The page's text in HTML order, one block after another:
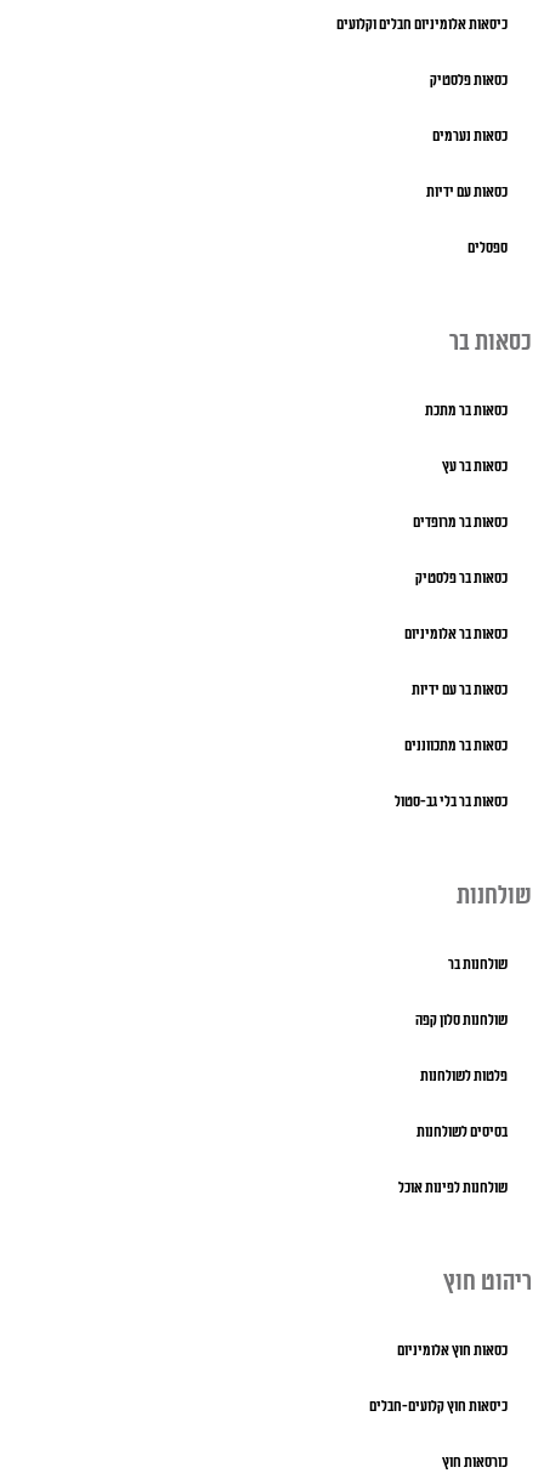
כיסאות אלומיניום חבלים וקלועים
כסאות פלסטיק
כסאות נערמים
כסאות עם ידיות
ספסלים
כסאות בר
כסאות בר מתכת
כסאות בר עץ
כסאות בר מרופדים
כסאות בר פלסטיק
כסאות בר אלומיניום
כסאות בר עם ידיות
כסאות בר מתכווננים
כסאות בר בלי גב-סטול
שולחנות
שולחנות בר
שולחנות סלון קפה
פלטות לשולחנות
בסיסים לשולחנות
שולחנות לפינות אוכל
ריהוט חוץ
כסאות חוץ אלומיניום
כיסאות חוץ קלועים-חבלים
כורסאות חוץ